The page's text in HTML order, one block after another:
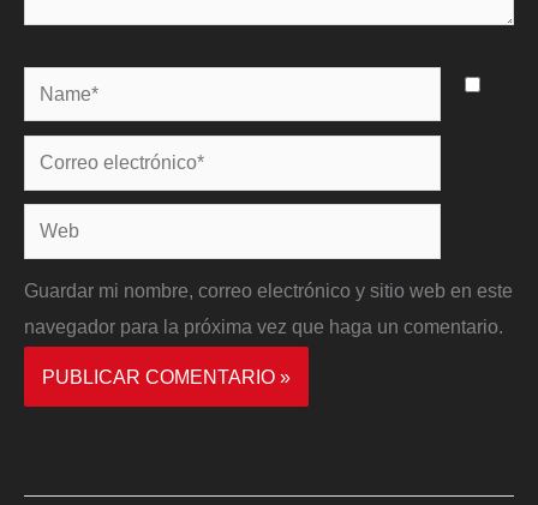
Name*
Correo
electrónico*
Web
Guardar mi nombre, correo electrónico y sitio web en este
navegador para la próxima vez que haga un comentario.